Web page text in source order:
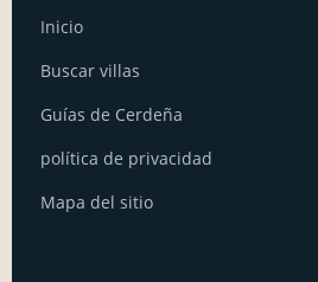
Inicio
Buscar villas
Guías de Cerdeña
política de privacidad
Mapa del sitio